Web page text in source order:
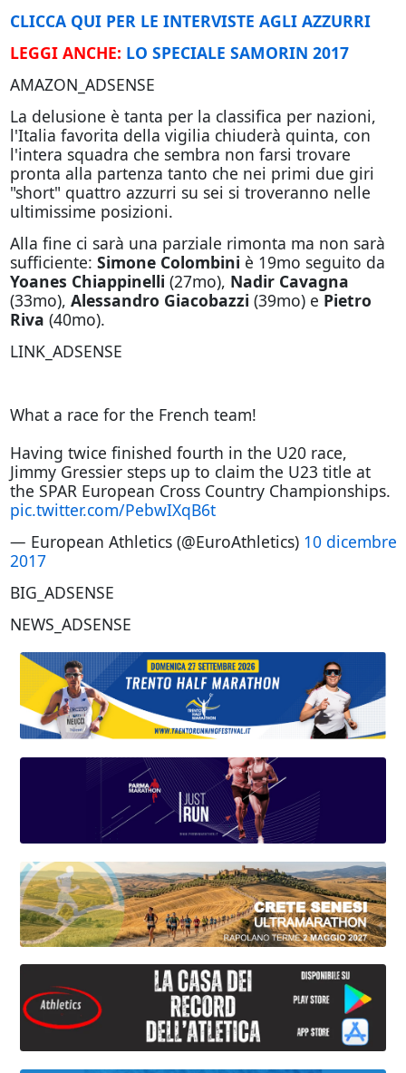
CLICCA QUI PER LE INTERVISTE AGLI AZZURRI
LEGGI ANCHE: LO SPECIALE SAMORIN 2017
AMAZON_ADSENSE
La delusione è tanta per la classifica per nazioni,
l'Italia favorita della vigilia chiuderà quinta, con
l'intera squadra che sembra non farsi trovare
pronta alla partenza tanto che nei primi due giri
"short" quattro azzurri su sei si troveranno nelle
ultimissime posizioni.
Alla fine ci sarà una parziale rimonta ma non sarà
sufficiente: Simone Colombini è 19mo seguito da
Yoanes Chiappinelli (27mo), Nadir Cavagna
(33mo), Alessandro Giacobazzi (39mo) e Pietro
Riva (40mo).
LINK_ADSENSE
What a race for the French team!
Having twice finished fourth in the U20 race,
Jimmy Gressier steps up to claim the U23 title at
the SPAR European Cross Country Championships.
pic.twitter.com/PebwIXqB6t
— European Athletics (@EuroAthletics) 10 dicembre
2017
BIG_ADSENSE
NEWS_ADSENSE